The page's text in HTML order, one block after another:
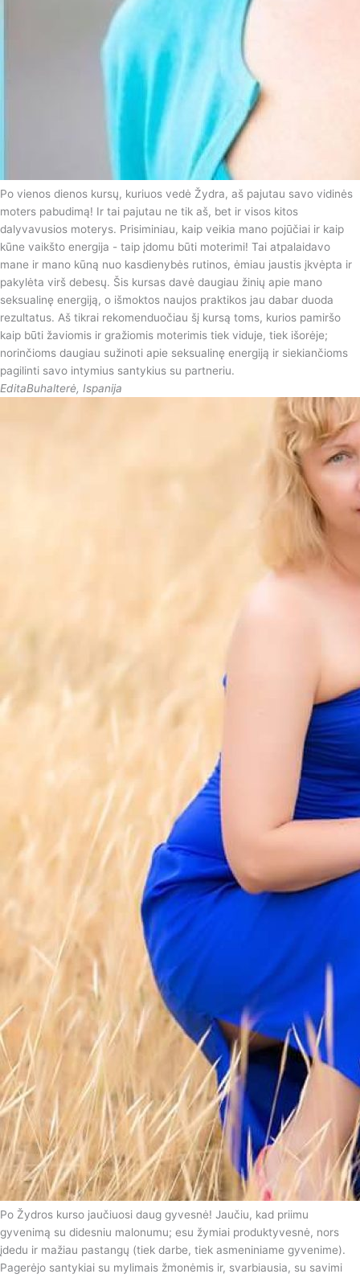
Po vienos dienos kursų, kuriuos vedė Žydra, aš pajutau savo vidinės
moters pabudimą! Ir tai pajutau ne tik aš, bet ir visos kitos
dalyvavusios moterys. Prisiminiau, kaip veikia mano pojūčiai ir kaip
kūne vaikšto energija - taip įdomu būti moterimi! Tai atpalaidavo
mane ir mano kūną nuo kasdienybės rutinos, ėmiau jaustis įkvėpta ir
pakylėta virš debesų. Šis kursas davė daugiau žinių apie mano
seksualinę energiją, o išmoktos naujos praktikos jau dabar duoda
rezultatus. Aš tikrai rekomenduočiau šį kursą toms, kurios pamiršo
kaip būti žaviomis ir gražiomis moterimis tiek viduje, tiek išorėje;
norinčioms daugiau sužinoti apie seksualinę energiją ir siekiančioms
pagilinti savo intymius santykius su partneriu.
EditaBuhalterė, Ispanija
Po Žydros kurso jaučiuosi daug gyvesnė! Jaučiu, kad priimu
gyvenimą su didesniu malonumu; esu žymiai produktyvesnė, nors
įdedu ir mažiau pastangų (tiek darbe, tiek asmeniniame gyvenime).
Pagerėjo santykiai su mylimais žmonėmis ir, svarbiausia, su savimi